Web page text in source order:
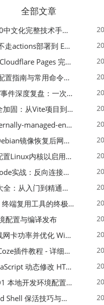
全部文章
KORG PA600中文化完整技术手册 - 从逆向到实现的全流程指南
Xget 无侵入不走actions部署到 EdgeOne Pages 指南
Xget 部署到 Cloudflare Pages 完整指南 - 无需修改源码的构建配置
Gemini CLI 配置指南与常用命令中文翻译 | API Key、MCP、代理设置
小红书“后门”事件深度复盘：一次沉默危机下的品牌、技术与流程三重考验
前端代码安全加固：从Vite项目到纯静态页面的深度混淆技术备忘
解决 Pip externally-managed-environment 错误：临时与永久绕过方案
解决腾讯云Debian镜像恢复后网络不通问题
如何编译和配置Linux内核以启用BBR2 | 内核编译教程
Linux Shellcode实战：反向连接、持久化、免杀技术详解（MSF,Cobalt Strike）- 从原理到C加载器实现
Nmap 参数大全：从入门到精通，掌握网络扫描的核心技巧
掌握 Tmux：终端复用工具的终极指南
配置与编译发布
如何调整无线网卡功率并优化 Wifite 的功率设置
Python开发Coze插件教程 - 详细步骤与注意事项
如何使用 JavaScript 动态修改 HTML 中的权限文本 | 前端开发教程
Cloudflare D1 本地开发环境配置指南 | CF Pages Local Development Guide
Google Cloud Shell 保活技巧与配额时间查看方法